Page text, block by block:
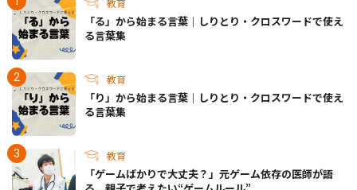
「る」から始まる言葉｜しりとり・クロスワードで使え
る言葉集
教育
「り」から始まる言葉｜しりとり・クロスワードで使え
る言葉集
教育
「ゲームばかりで大丈夫？」元ゲーム依存の医師が語